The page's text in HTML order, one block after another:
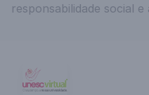
responsabilidade social e